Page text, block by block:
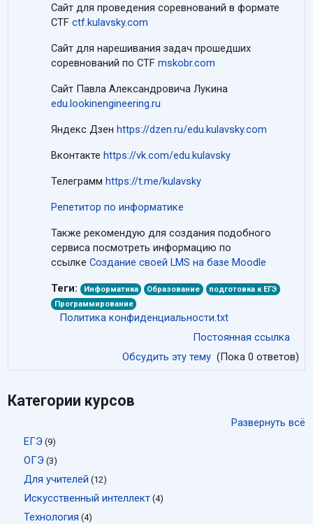
Сайт для проведения соревнований в формате
CTFctf.kulavsky.com
Сайт для нарешивания задач прошедших
соревнований по CTFmskobr.com
Сайт Павла Александровича Лукина
edu.lookinengineering.ru
Яндекс Дзенhttps://dzen.ru/edu.kulavsky.com
Вконтактеhttps://vk.com/edu.kulavsky
Телеграммhttps://t.me/kulavsky
Репетитор по информатике
Также рекомендую для создания подобного
сервиса посмотреть информацию по
ссылкеСоздание своей LMS на базе Moodle
Теги: Информатика Образование
подготовка к ЕГЭ
Программирование
Политика конфиденциальности.txt
Постоянная ссылка
Обсудить эту тему (Пока 0 ответов)
Категории курсов
Развернуть всё
ЕГЭ (9)
ОГЭ (3)
Для учителей (12)
Искусственный интеллект (4)
Технология (4)